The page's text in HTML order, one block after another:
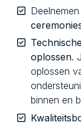
oplossen.
oplossen
binnen en